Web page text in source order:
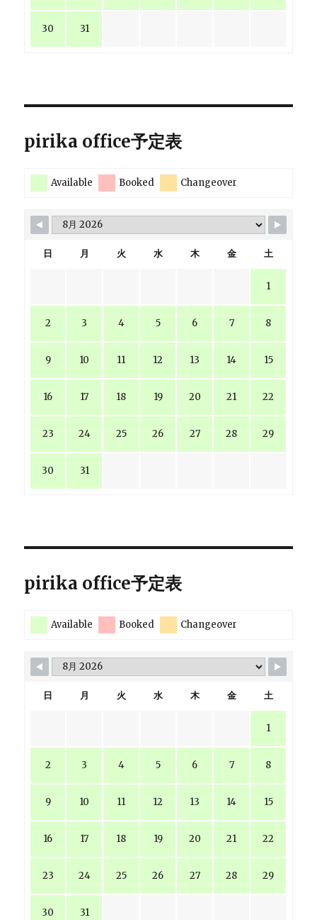
30 31
pirika office予定表
Available Booked Changeover
日 月 火 水 木 金 土
1
2 3 4 5 6 7 8
9 10 11 12 13 14 15
16 17 18 19 20 21 22
23 24 25 26 27 28 29
30 31
pirika office予定表
Available Booked Changeover
日 月 火 水 木 金 土
1
2 3 4 5 6 7 8
9 10 11 12 13 14 15
16 17 18 19 20 21 22
23 24 25 26 27 28 29
30 31